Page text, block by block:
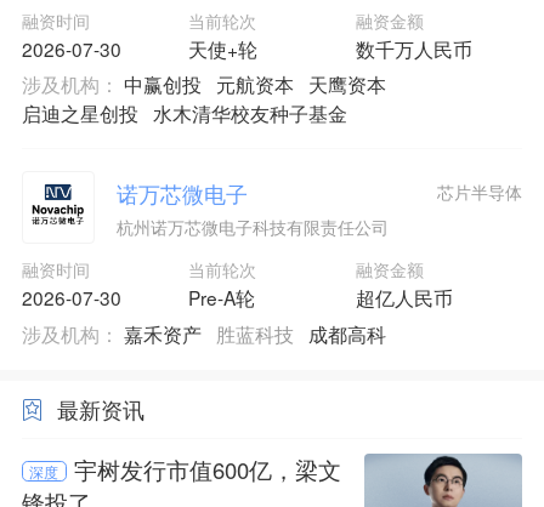
融资时间
2026-07-30
当前轮次
天使+轮
融资金额
数千万人民币
涉及机构： 中赢创投 元航资本
天鹰资本
启迪之星创投 水木清华校友种子基金
诺万芯微电子
杭州诺万芯微电子科技有限责任公司
融资时间
2026-07-30
当前轮次
Pre-A轮
融资金额
超亿人民币
芯片半导体
涉及机构： 嘉禾资产 胜蓝科技 成都高科
最新资讯
深度
宇树发行市值600亿，梁文